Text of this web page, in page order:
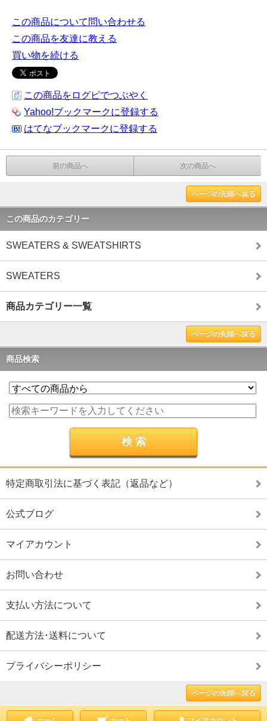
この商品について問い合わせる
この商品を友達に教える
買い物を続ける
この商品をログピでつぶやく
Yahoo!ブックマークに登録する
はてなブックマークに登録する
前の商品へ 次の商品へ
ページの先頭へ戻る
この商品のカテゴリー
SWEATERS & SWEATSHIRTS
SWEATERS
商品カテゴリー一覧
ページの先頭へ戻る
商品検索
特定商取引法に基づく表記（返品など）
公式ブログ
マイアカウント
お問い合わせ
支払い方法について
配送方法･送料について
プライバシーポリシー
ページの先頭へ戻る